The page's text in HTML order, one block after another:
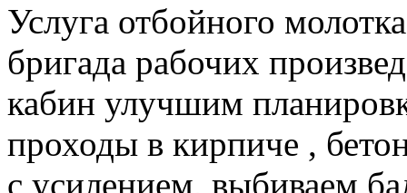
Услуга отбойного
бригада рабочих
кабин улучшим
проходы в кирпиче ,
с усилением, выбиваем